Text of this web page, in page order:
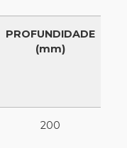
PROFUNDIDADE
(mm)
200